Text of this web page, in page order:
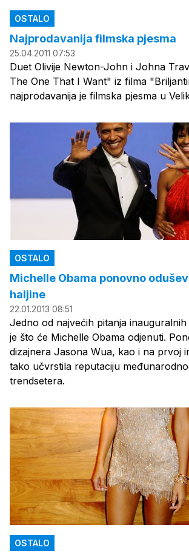
OSTALO
Najprodavanija filmska pjesma
25.04.2011 07:53
Duet Olivije Newton-John i Johna
The One That I Want" iz filma
najprodavanija je filmska pjesma u
OSTALO
Michelle Obama ponovno
haljine
22.01.2013 08:51
Jedno od najvećih pitanja
je što će Michelle Obama odjenuti.
dizajnera Jasona Wua, kao i na prvoj
tako učvrstila reputaciju
trendsetera.
OSTALO